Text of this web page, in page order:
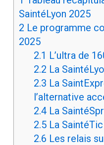
SaintéLyon 2025
2 Le programme
2025
2.1 L’ultra de
2.2 La
2.3 La
l’alternative
2.4La
2.5La
2.6 Les relais